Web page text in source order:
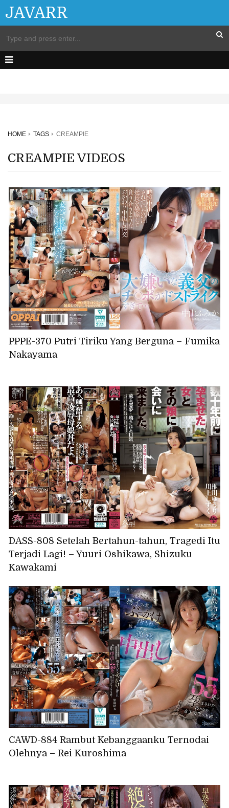
JAVARR
HOME TAGS CREAMPIE
CREAMPIE VIDEOS
PPPE-370 Putri Tiriku Yang Berguna – Fumika
Nakayama
DASS-808 Setelah Bertahun-tahun, Tragedi Itu
Terjadi Lagi! – Yuuri Oshikawa, Shizuku
Kawakami
CAWD-884 Rambut Kebanggaanku Ternodai
Olehnya – Rei Kuroshima